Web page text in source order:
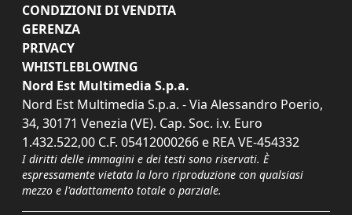
CONDIZIONI DI VENDITA
GERENZA
PRIVACY
WHISTLEBLOWING
Nord Est Multimedia S.p.a.
Nord Est Multimedia S.p.a. - Via Alessandro Poerio,
34, 30171 Venezia (VE). Cap. Soc. i.v. Euro
1.432.522,00 C.F. 05412000266 e REA VE-454332
I diritti delle immagini e dei testi sono riservati. È
espressamente vietata la loro riproduzione con qualsiasi
mezzo e l'adattamento totale o parziale.